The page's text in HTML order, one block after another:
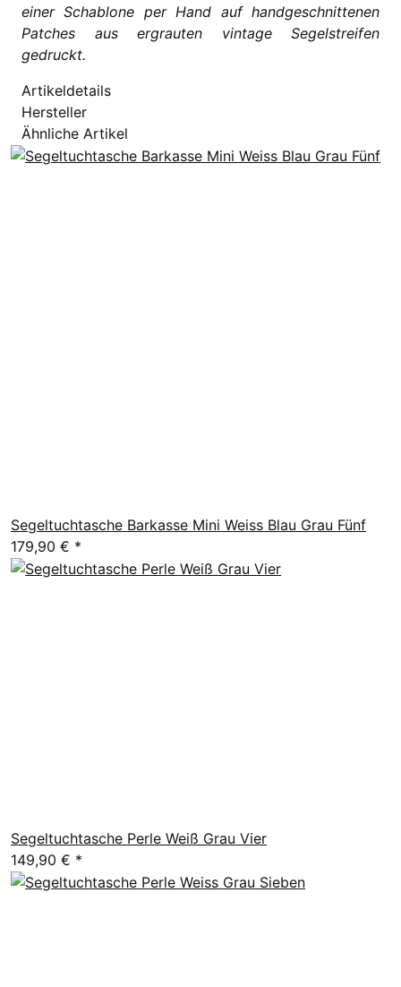
einer Schablone per Hand auf handgeschnittenen
Patches aus ergrauten vintage Segelstreifen
gedruckt.
Artikeldetails
Hersteller
Ähnliche Artikel
Segeltuchtasche Barkasse Mini Weiss Blau Grau Fünf
179,90 € *
Segeltuchtasche Perle Weiß Grau Vier
149,90 € *